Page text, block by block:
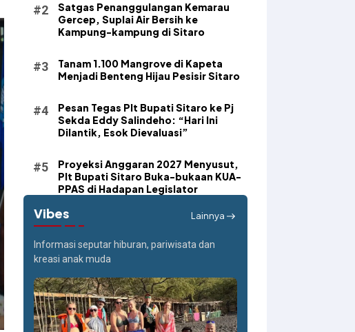
Satgas Penanggulangan Kemarau
Gercep, Suplai Air Bersih ke
Kampung-kampung di Sitaro
Tanam 1.100 Mangrove di Kapeta
Menjadi Benteng Hijau Pesisir Sitaro
Pesan Tegas Plt Bupati Sitaro ke Pj
Sekda Eddy Salindeho: “Hari Ini
Dilantik, Esok Dievaluasi”
Proyeksi Anggaran 2027 Menyusut,
Plt Bupati Sitaro Buka-bukaan KUA-
PPAS di Hadapan Legislator
Vibes Lainnya
Informasi seputar hiburan, pariwisata dan
kreasi anak muda